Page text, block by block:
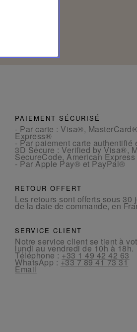
PAIEMENT SÉCURISÉ
- Par carte : Visa®,
Express®
- Par paiement carte authentifié
3D Secure : Verified by Visa®,
SecureCode, American
- Par Apple Pay® et PayPal®
RETOUR OFFERT
Les retours sont offerts sous 30
de la date de commande, en
SERVICE CLIENT
Notre service client se tient à
lundi au vendredi de 10h à 18h.
Téléphone :+33 1 49 42 42 63
WhatsApp : +33 7 89 41 73 31
Email